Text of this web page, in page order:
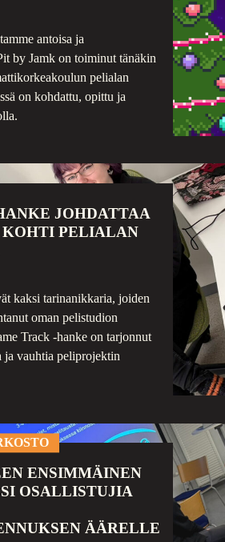
antoisa ja
by Jamk on toiminut tänäkin
pelialan
on kohdattu, opittu ja
JOHDATTAA
PELIALAN
kaksi tarinanikkaria, joiden
oman pelistudion
Track -hanke on tarjonnut
ja vauhtia peliprojektin
ENSIMMÄINEN
OSALLISTUJIA
ÄÄRELLE